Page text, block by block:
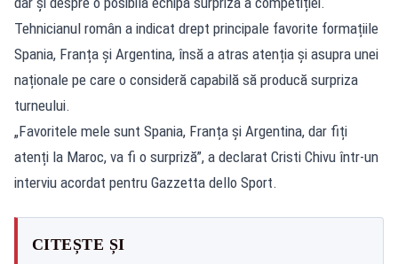
Tehnicianul român a indicat drept principale favorite formațiile
Spania, Franța și Argentina, însă a atras atenția și asupra unei
naționale pe care o consideră capabilă să producă surpriza
turneului.
„Favoritele mele sunt Spania, Franța și Argentina, dar fiți
atenți la Maroc, va fi o surpriză”, a declarat Cristi Chivu într-un
interviu acordat pentru Gazzetta dello Sport.
CITEȘTE ȘI